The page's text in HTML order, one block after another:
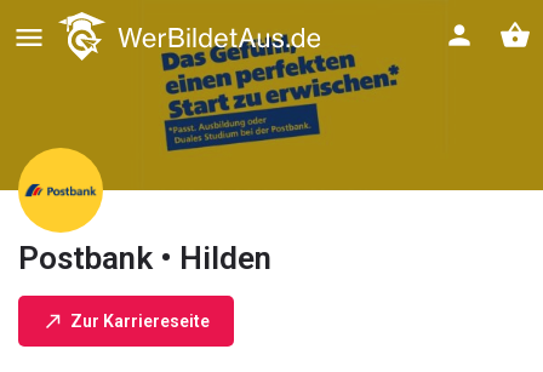
Postbank • Hilden
Zur Karriereseite